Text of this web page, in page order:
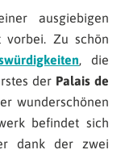
ausgiebigen
vorbei. Zu schön
, die
der Palais de
wunderschönen
befindet sich
dank der zwei